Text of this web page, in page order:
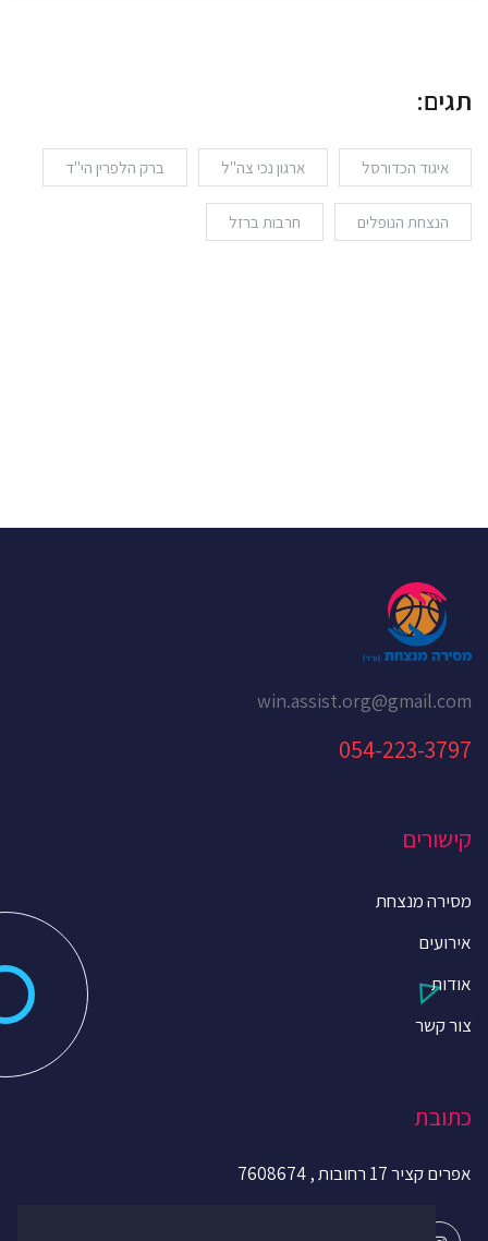
תגים:
איגוד הכדורסל ארגון נכי צה"ל ברק הלפרין הי"ד
הנצחת הנופלים חרבות ברזל
win.assist.org@gmail.com
054-223-3797
קישורים
מסירה מנצחת
אירועים
אודות
צור קשר
כתובת
אפרים קציר 17 רחובות , 7608674